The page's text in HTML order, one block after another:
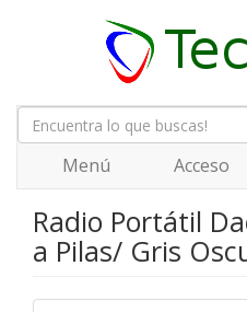
Menú Acceso
Radio Portátil
a Pilas/ Gris